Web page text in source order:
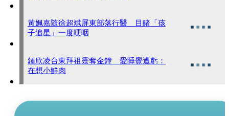
黃姵嘉隨徐超斌屏東部落行醫 目睹「孩
子追星」一度哽咽
鍾欣凌台東拜祖靈奪金鐘 愛睡覺遭虧：
在想小鮮肉